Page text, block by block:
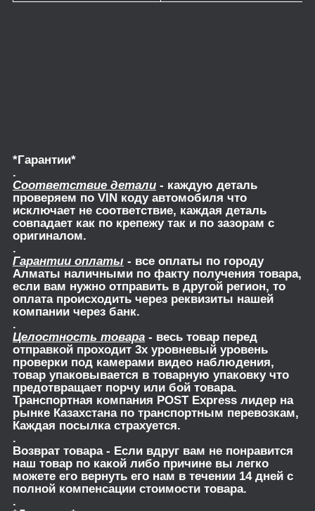
*Гарантии*
.
Соответствие детали - каждую деталь
проверяем по VIN коду автомобиля что
исключает не соответствие, каждая деталь
совпадает как по крепежу так и по зазорам с
оригиналом.
.
Гарантии оплаты - все оплаты по городу
Алматы наличными по факту получения товара,
если вам нужно отправить в другой регион, то
оплата происходить через реквизиты нашей
компании через банк.
.
Целостность товара - весь товар перед
отправкой проходит 3х уровневый уровень
проверки под камерами видео наблюдения,
товар упаковывается в товарную упаковку что
предотвращает порчу или бой товара.
Транспортная компания POST Express лидер на
рынке Казахстана по транспортным перевозкам,
Каждая посылка страхуется.
.
Возврат товара- Если вдруг вам не понравится
наш товар по какой либо причине вы легко
можете его вернуть его нам в течении 14 дней с
полной компенсации стоимости товара.
.